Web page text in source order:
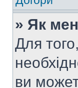
» Як
Для
ви